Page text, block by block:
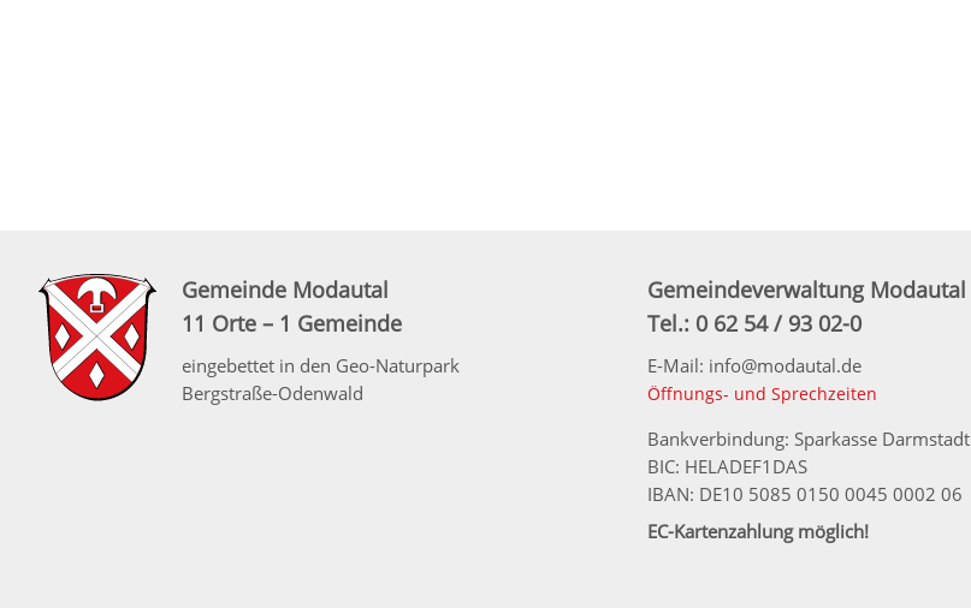
Gemeinde Modautal
11 Orte – 1 Gemeinde
eingebettet in den Geo-Naturpark
Bergstraße-Odenwald
Gemeindeverwaltung Modautal
Tel.: 0 62 54 / 93 02-0
E-Mail: info@modautal.de
Öffnungs- und Sprechzeiten
Bankverbindung: Sparkasse Darmstadt
BIC: HELADEF1DAS
IBAN: DE10 5085 0150 0045 0002 06
EC-Kartenzahlung möglich!